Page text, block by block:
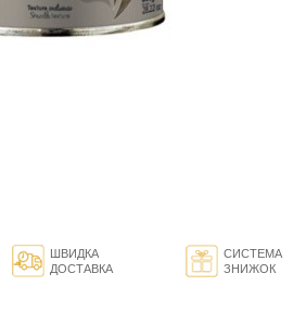
ШВИДКА
ДОСТАВКА
СИСТЕМА
ЗНИЖОК